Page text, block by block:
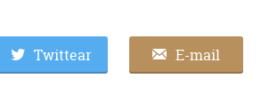
Twittear E-mail